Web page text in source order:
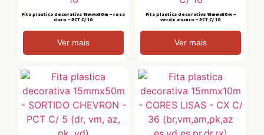
Fita plastica decorativa 15mmx50m – rosa
claro – PCT C/ 10
Ver mais
Fita plastica decorativa 15mmx50m –
verde escuro – PCT C/ 10
Ver mais